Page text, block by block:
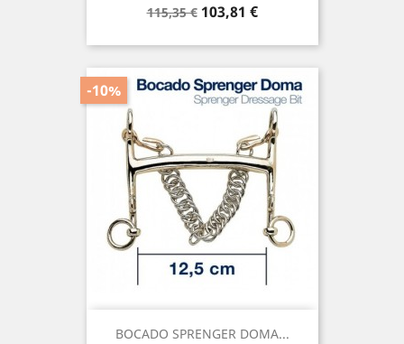
Precio
115,35 € Precio
103,81 €
BOCADO SPRENGER DOMA...
-10%